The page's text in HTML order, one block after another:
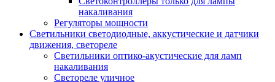
накаливания
Регуляторы мощности
Светильники светодиодные, аккустические и датчики
движения, светореле
Светильники оптико-акустические для ламп
накаливания
Светореле уличное